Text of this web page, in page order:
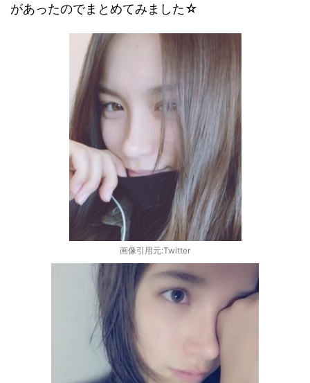
があったのでまとめてみました☆
画像引用元:Twitter